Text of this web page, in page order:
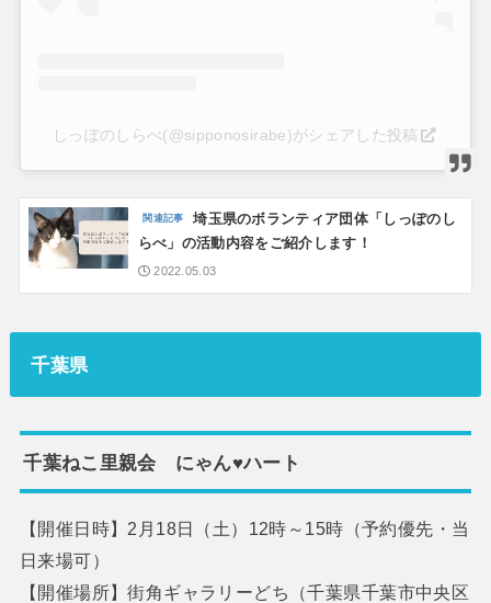
しっぽのしらべ(@sipponosirabe)がシェアした投稿
埼玉県のボランティア団体「しっぽのし
らべ」の活動内容をご紹介します！
2022.05.03
千葉県
千葉ねこ里親会 にゃん♥️ハート
【開催日時】2月18日（土）12時～15時（予約優先・当
日来場可）
【開催場所】街角ギャラリーどち（千葉県千葉市中央区